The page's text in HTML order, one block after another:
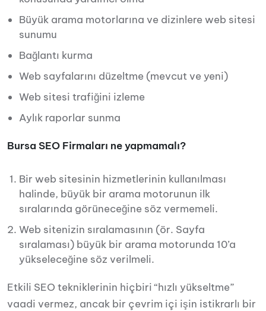
Büyük arama motorlarına ve dizinlere web sitesi
sunumu
Bağlantı kurma
Web sayfalarını düzeltme (mevcut ve yeni)
Web sitesi trafiğini izleme
Aylık raporlar sunma
Bursa SEO Firmaları ne yapmamalı?
Bir web sitesinin hizmetlerinin kullanılması
halinde, büyük bir arama motorunun ilk
sıralarında görüneceğine söz vermemeli.
Web sitenizin sıralamasının (ör. Sayfa
sıralaması) büyük bir arama motorunda 10’a
yükseleceğine söz verilmeli.
Etkili SEO tekniklerinin hiçbiri “hızlı yükseltme”
vaadi vermez, ancak bir çevrim içi işin istikrarlı bir